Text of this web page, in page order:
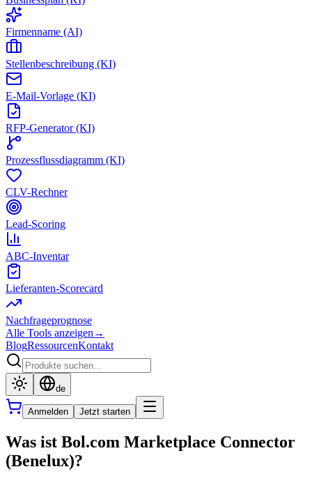
Firmenname (AI)
Stellenbeschreibung (KI)
E-Mail-Vorlage (KI)
RFP-Generator (KI)
Prozessflussdiagramm (KI)
CLV-Rechner
Lead-Scoring
ABC-Inventar
Lieferanten-Scorecard
Nachfrageprognose
Alle Tools anzeigen →
BlogRessourcenKontakt
de
Anmelden Jetzt starten
Was ist Bol.com Marketplace Connector
(Benelux)?